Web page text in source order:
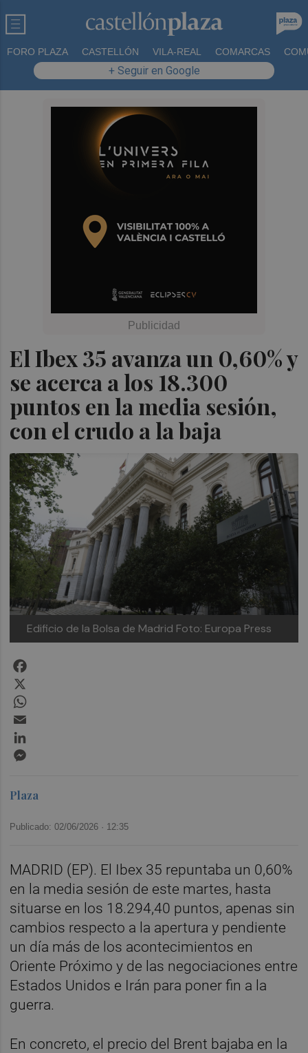
FORO PLAZA CASTELLÓN VILA-REAL COMARCAS
+ Seguir en Google
El Ibex 35 avanza un 0,60% y
se acerca a los 18.300
puntos en la media sesión,
con el crudo a la baja
Edificio de la Bolsa de Madrid Foto: Europa Press
Plaza
Publicado: 02/06/2026 · 12:35
MADRID (EP). El Ibex 35 repuntaba un 0,60%
en la media sesión de este martes, hasta
situarse en los 18.294,40 puntos, apenas sin
cambios respecto a la apertura y pendiente
un día más de los acontecimientos en
Oriente Próximo y de las negociaciones entre
Estados Unidos e Irán para poner fin a la
guerra.
En concreto, el precio del Brent bajaba en la